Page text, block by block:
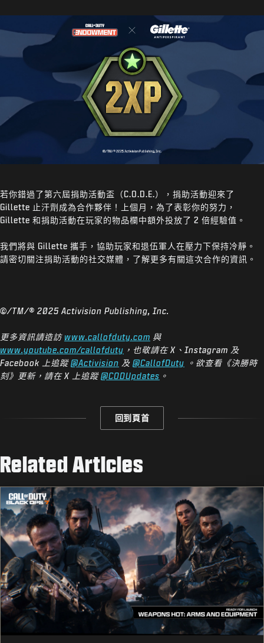
若你錯過了第六屆捐助活動盃（C.O.D.E.），捐助活動迎來了
Gillette 止汗劑成為合作夥伴！上個月，為了表彰你的努力，
Gillette 和捐助活動在玩家的物品欄中額外投放了 2 倍經驗值。
我們將與 Gillette 攜手，協助玩家和退伍軍人在壓力下保持冷靜。
請密切關注捐助活動的社交媒體，了解更多有關這次合作的資訊。
©/TM/® 2025 Activision Publishing, Inc.
更多資訊請造訪 www.callofduty.com 與
www.youtube.com/callofduty ，也敬請在 X、Instagram 及
Facebook 上追蹤 @Activision 及 @CallofDuty 。欲查看《決勝時
刻》更新，請在 X 上追蹤 @CODUpdates 。
回到頁首
Related Articles